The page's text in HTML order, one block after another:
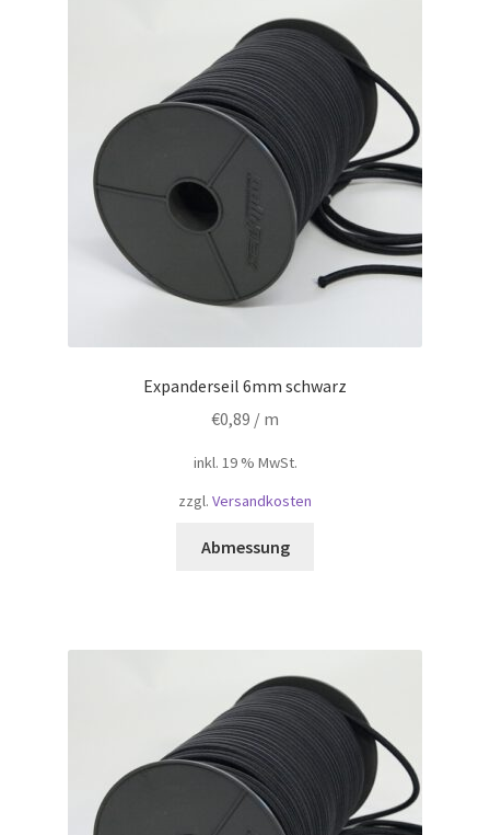
Die
Optionen
können
der
Produktseite
werden
Expanderseil 6mm schwarz
€0,89 / m
inkl. 19 % MwSt.
zzgl. Versandkosten
Abmessung